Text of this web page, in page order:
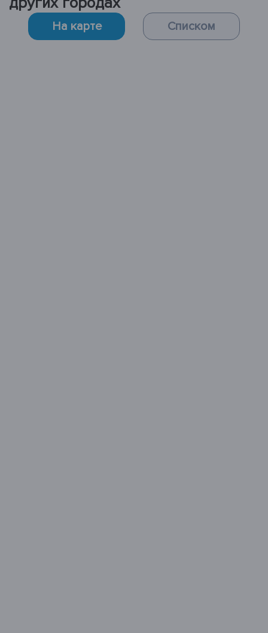
На карте Списком